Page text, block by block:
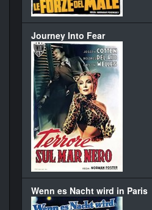
Journey Into Fear
Wenn es Nacht wird in Paris